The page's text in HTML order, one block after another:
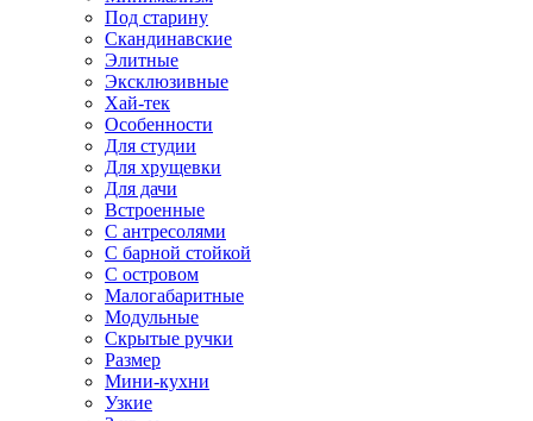
Под старину
Скандинавские
Элитные
Эксклюзивные
Хай-тек
Особенности
Для студии
Для хрущевки
Для дачи
Встроенные
С антресолями
С барной стойкой
С островом
Малогабаритные
Модульные
Скрытые ручки
Размер
Мини-кухни
Узкие